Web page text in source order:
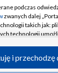
Kontakt
Kanały
podczas
zwanych dalej
takich jak:
technologii
i przechodzę